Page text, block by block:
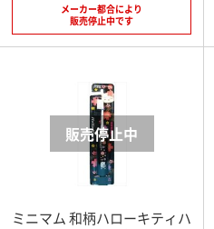
メーカー都合により
販売停止中です
ミニマム 和柄ハローキティハ